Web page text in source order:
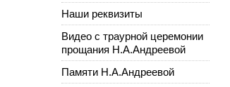
Наши реквизиты
Видео с траурной церемонии
прощания Н.А.Андреевой
Памяти Н.А.Андреевой